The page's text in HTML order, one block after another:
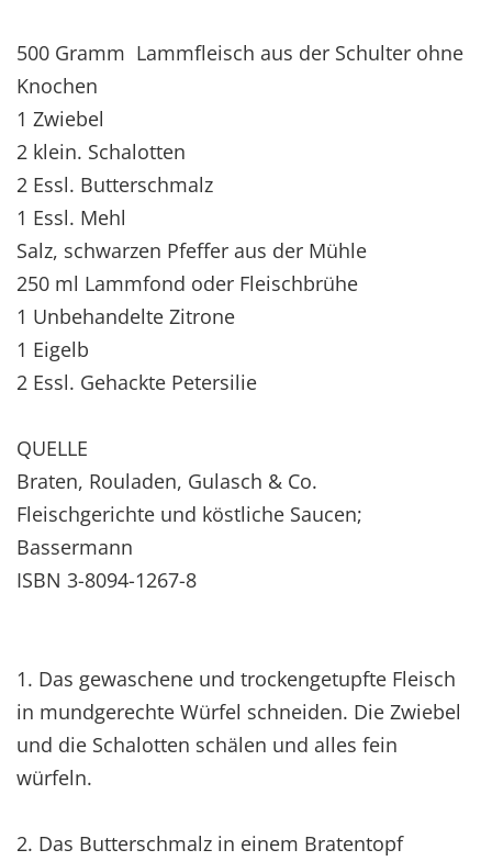
500 Gramm Lammfleisch aus der Schulter ohne
Knochen
1 Zwiebel
2 klein. Schalotten
2 Essl. Butterschmalz
1 Essl. Mehl
Salz, schwarzen Pfeffer aus der Mühle
250 ml Lammfond oder Fleischbrühe
1 Unbehandelte Zitrone
1 Eigelb
2 Essl. Gehackte Petersilie
QUELLE
Braten, Rouladen, Gulasch & Co.
Fleischgerichte und köstliche Saucen;
Bassermann
ISBN 3-8094-1267-8
1. Das gewaschene und trockengetupfte Fleisch
in mundgerechte Würfel schneiden. Die Zwiebel
und die Schalotten schälen und alles fein
würfeln.
2. Das Butterschmalz in einem Bratentopf